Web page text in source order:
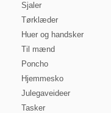
Sjaler
Tørklæder
Huer og handsker
Til mænd
Poncho
Hjemmesko
Julegaveideer
Tasker